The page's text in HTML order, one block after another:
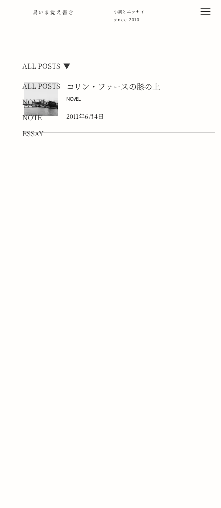
鳥いま覚え書き
小説とエッセイ
since 2010
ALL POSTS
NOVEL
NOTE
ESSAY
ALL POSTS
コリン・ファースの膝の上
NOVEL
2011年6月4日